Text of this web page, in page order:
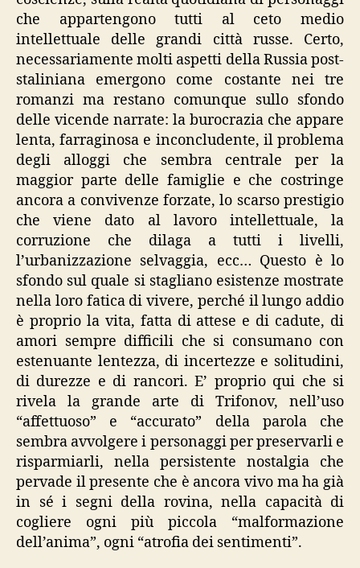
che appartengono tutti al ceto medio
intellettuale delle grandi città russe. Certo,
necessariamente molti aspetti della Russia post-
staliniana emergono come costante nei tre
romanzi ma restano comunque sullo sfondo
delle vicende narrate: la burocrazia che appare
lenta, farraginosa e inconcludente, il problema
degli alloggi che sembra centrale per la
maggior parte delle famiglie e che costringe
ancora a convivenze forzate, lo scarso prestigio
che viene dato al lavoro intellettuale, la
corruzione che dilaga a tutti i livelli,
l’urbanizzazione selvaggia, ecc… Questo è lo
sfondo sul quale si stagliano esistenze mostrate
nella loro fatica di vivere, perché il lungo addio
è proprio la vita, fatta di attese e di cadute, di
amori sempre difficili che si consumano con
estenuante lentezza, di incertezze e solitudini,
di durezze e di rancori. E’ proprio qui che si
rivela la grande arte di Trifonov, nell’uso
“affettuoso” e “accurato” della parola che
sembra avvolgere i personaggi per preservarli e
risparmiarli, nella persistente nostalgia che
pervade il presente che è ancora vivo ma ha già
in sé i segni della rovina, nella capacità di
cogliere ogni più piccola “malformazione
dell’anima”, ogni “atrofia dei sentimenti”.